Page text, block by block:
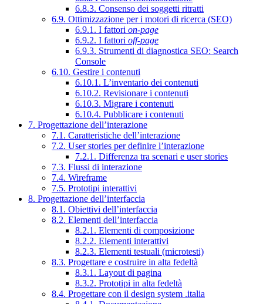
6.8.3. Consenso dei soggetti ritratti
6.9. Ottimizzazione per i motori di ricerca (SEO)
6.9.1. I fattori on-page
6.9.2. I fattori off-page
6.9.3. Strumenti di diagnostica SEO: Search
Console
6.10. Gestire i contenuti
6.10.1. L’inventario dei contenuti
6.10.2. Revisionare i contenuti
6.10.3. Migrare i contenuti
6.10.4. Pubblicare i contenuti
7. Progettazione dell’interazione
7.1. Caratteristiche dell’interazione
7.2. User stories per definire l’interazione
7.2.1. Differenza tra scenari e user stories
7.3. Flussi di interazione
7.4. Wireframe
7.5. Prototipi interattivi
8. Progettazione dell’interfaccia
8.1. Obiettivi dell’interfaccia
8.2. Elementi dell’interfaccia
8.2.1. Elementi di composizione
8.2.2. Elementi interattivi
8.2.3. Elementi testuali (microtesti)
8.3. Progettare e costruire in alta fedeltà
8.3.1. Layout di pagina
8.3.2. Prototipi in alta fedeltà
8.4. Progettare con il design system .italia